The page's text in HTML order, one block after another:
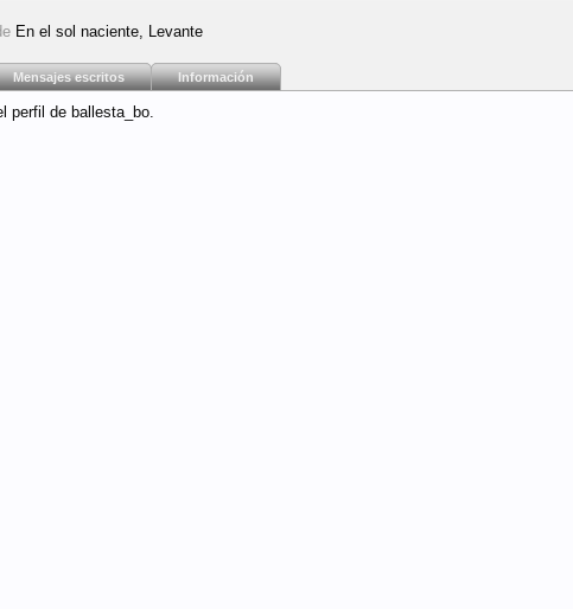
En el sol naciente, Levante
Mensajes escritos Información
perfil de ballesta_bo.